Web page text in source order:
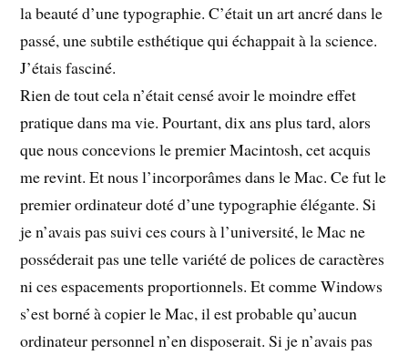
la beauté d’une typographie. C’était un art ancré dans le
passé, une subtile esthétique qui échappait à la science.
J’étais fasciné.
Rien de tout cela n’était censé avoir le moindre effet
pratique dans ma vie. Pourtant, dix ans plus tard, alors
que nous concevions le premier Macintosh, cet acquis
me revint. Et nous l’incorporâmes dans le Mac. Ce fut le
premier ordinateur doté d’une typographie élégante. Si
je n’avais pas suivi ces cours à l’université, le Mac ne
posséderait pas une telle variété de polices de caractères
ni ces espacements proportionnels. Et comme Windows
s’est borné à copier le Mac, il est probable qu’aucun
ordinateur personnel n’en disposerait. Si je n’avais pas